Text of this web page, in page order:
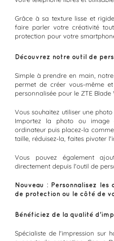
Grâce à sa texture lisse et
faire parler votre créativité
protection pour votre
Découvrez notre outil de
Simple à prendre en main,
permet de créer vous-même
personnalisée pour le ZTE Blade
Vous souhaitez utiliser une
Importez la photo ou image
ordinateur puis placez-la
taille, réduisez-la, faites pivoter
Vous pouvez également
directement depuis l'outil de
Nouveau : Personnalisez
de protection ou le côté de
Bénéficiez de la qualité
Spécialiste de l'impression sur